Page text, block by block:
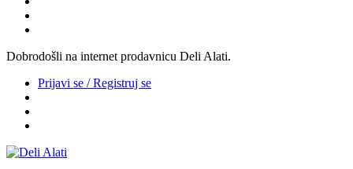
Dobrodošli na internet prodavnicu Deli Alati.
Prijavi se / Registruj se